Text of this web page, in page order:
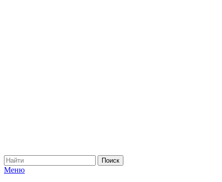
Меню